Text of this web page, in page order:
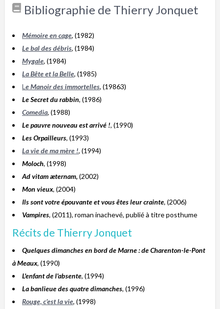
Bibliographie de Thierry Jonquet
Mémoire en cage, (1982)
Le bal des débris, (1984)
Mygale, (1984)
La Bête et la Belle, (1985)
L e Manoir des immortelles, (19863)
Le Secret du rabbin, (1986)
Comedia, (1988)
Le pauvre nouveau est arrivé !, (1990)
Les Orpailleurs, (1993)
La vie de ma mère !, (1994)
Moloch, (1998)
Ad vitam æternam,(2002)
Mon vieux, (2004)
Ils sont votre épouvante et vous êtes leur crainte, (2006)
Vampires, (2011), roman inachevé, publié à titre posthume
Récits de Thierry Jonquet
Quelques dimanches en bord de Marne : de Charenton-le-Pont
à Meaux, (1990)
L'enfant de l'absente, (1994)
La banlieue des quatre dimanches, (1996)
Rouge, c’est la vie, (1998)